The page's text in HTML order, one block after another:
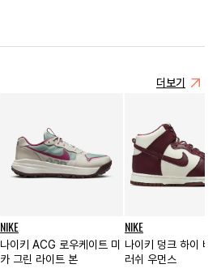
더보기
NIKE
나이키 ACG 로우케이트 미
카 그린 라이트 본
NIKE
나이키 덩크 하이 버
러쉬 우먼스